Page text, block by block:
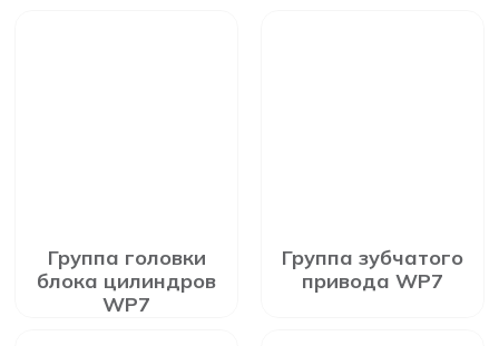
Группа головки
блока цилиндров
WP7
Группа зубчатого
привода WP7